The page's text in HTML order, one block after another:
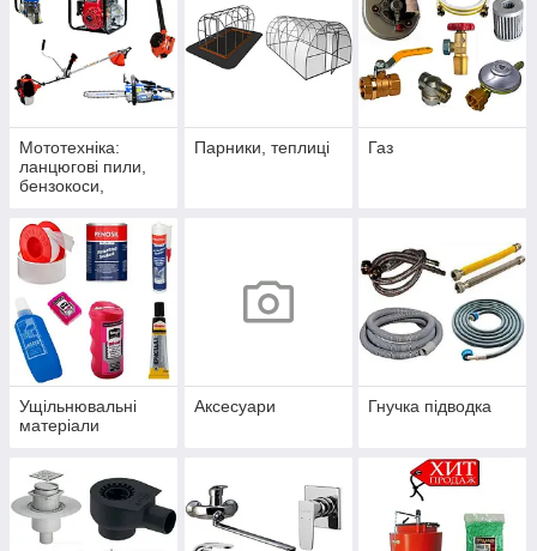
Мототехніка:
ланцюгові пили,
бензокоси,
повітродувки
Парники, теплиці Газ
Ущільнювальні
матеріали
Аксесуари Гнучка підводка